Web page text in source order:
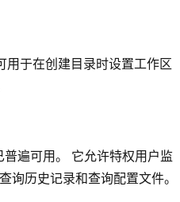
用于在创建目录时设置工作区
普遍可用。 它允许特权用户监
询历史记录和查询配置文件。